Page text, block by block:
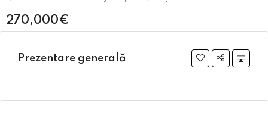
270,000€
Prezentare generală